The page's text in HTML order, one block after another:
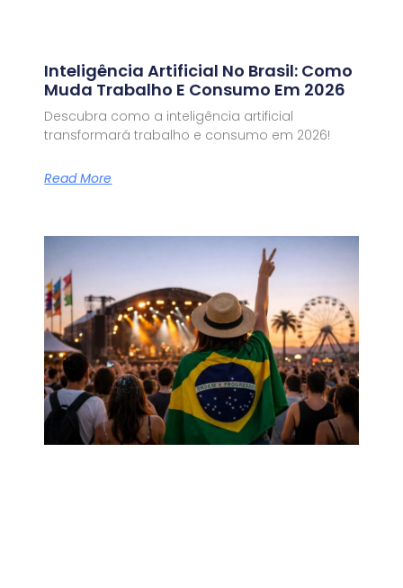
Inteligência Artificial No Brasil: Como
Muda Trabalho E Consumo Em 2026
Descubra como a inteligência artificial
transformará trabalho e consumo em 2026!
Read More